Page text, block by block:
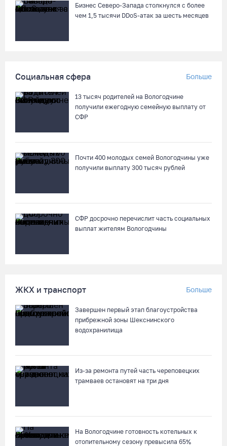
Бизнес Северо-Запада столкнулся с более
чем 1,5 тысячи DDoS-атак за шесть месяцев
Социальная сфера Больше
13 тысяч родителей на Вологодчине
получили ежегодную семейную выплату от
СФР
Почти 400 молодых семей Вологодчины уже
получили выплату 300 тысяч рублей
СФР досрочно перечислит часть социальных
выплат жителям Вологодчины
ЖКХ и транспорт Больше
Завершен первый этап благоустройства
прибрежной зоны Шекснинского
водохранилища
Из-за ремонта путей часть череповецких
трамваев остановят на три дня
На Вологодчине готовность котельных к
отопительному сезону превысила 65%